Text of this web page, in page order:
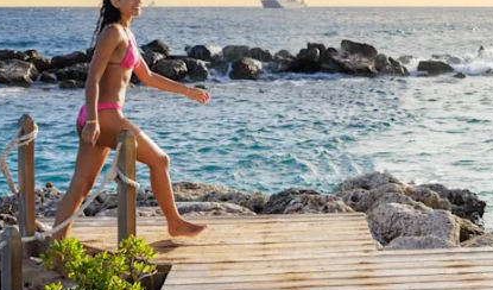
nog eens te bekijken, klik op het